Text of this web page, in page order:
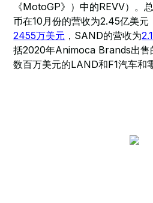
《MotoGP》）中的REVV）。
币在10月份的营收为2.45亿美元
2455万美元 ，SAND的营收为
括2020年Animoca Brands出售
数百万美元的LAND和F1汽车和